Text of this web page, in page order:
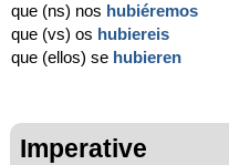
que (ns) nos hubiéremos
que (vs) os hubiereis
que (ellos) se hubieren
Imperative